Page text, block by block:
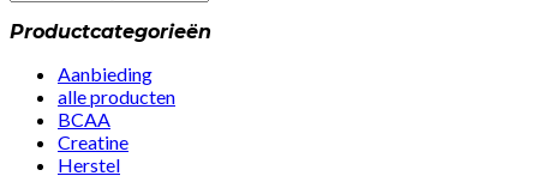
Productcategorieën
Aanbieding
alle producten
BCAA
Creatine
Herstel